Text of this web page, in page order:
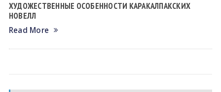
ХУДОЖЕСТВЕННЫЕ ОСОБЕННОСТИ КАРАКАЛПАКСКИХ
НОВЕЛЛ
Read More